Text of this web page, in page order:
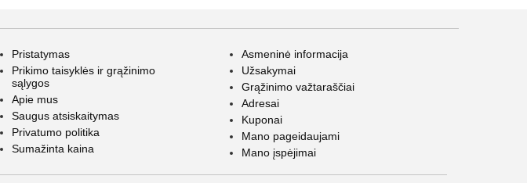
Pristatymas
Prikimo taisyklės ir grąžinimo
sąlygos
Apie mus
Saugus atsiskaitymas
Privatumo politika
Sumažinta kaina
Asmeninė informacija
Užsakymai
Grąžinimo važtaraščiai
Adresai
Kuponai
Mano pageidaujami
Mano įspėjimai